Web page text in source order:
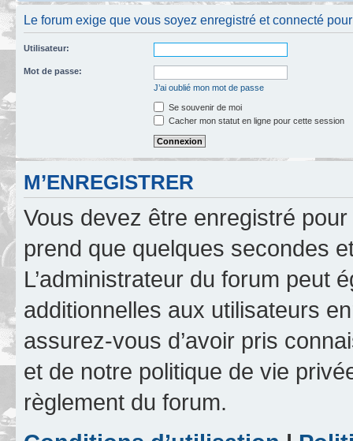
Le forum exige que vous soyez enregistré et connecté
Utilisateur:
Mot de passe:
J’ai oublié mon mot de passe
Se souvenir de moi
Cacher mon statut en ligne pour cette session
M’ENREGISTRER
Vous devez être enregistré
prend que quelques secondes
L’administrateur du forum peut
additionnelles aux utilisateurs
assurez-vous d’avoir pris
et de notre politique de vie
règlement du forum.